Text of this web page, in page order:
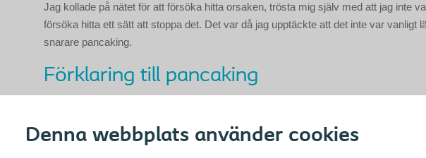
Denna webbplats använder cookies
Jag kollade på nätet för att försöka hitta orsaken, trösta mig själv med att jag inte
försöka hitta ett sätt att stoppa det. Det var då jag upptäckte att det inte var vanligt
snarare pancaking.
Förklaring till pancaking
Pancaking kan leda till en speciell sorts läckage. När avföringen är tjockare än